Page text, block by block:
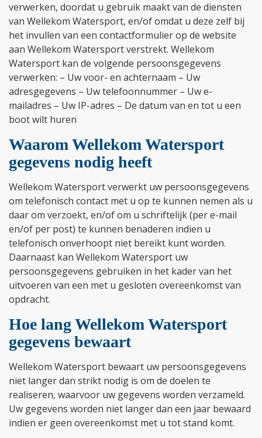
verwerken, doordat u gebruik maakt van de diensten
van Wellekom Watersport, en/of omdat u deze zelf bij
het invullen van een contactformulier op de website
aan Wellekom Watersport verstrekt. Wellekom
Watersport kan de volgende persoonsgegevens
verwerken: – Uw voor- en achternaam – Uw
adresgegevens – Uw telefoonnummer – Uw e-
mailadres – Uw IP-adres – De datum van en tot u een
boot wilt huren
Waarom Wellekom Watersport
gegevens nodig heeft
Wellekom Watersport verwerkt uw persoonsgegevens
om telefonisch contact met u op te kunnen nemen als u
daar om verzoekt, en/of om u schriftelijk (per e-mail
en/of per post) te kunnen benaderen indien u
telefonisch onverhoopt niet bereikt kunt worden.
Daarnaast kan Wellekom Watersport uw
persoonsgegevens gebruiken in het kader van het
uitvoeren van een met u gesloten overeenkomst van
opdracht.
Hoe lang Wellekom Watersport
gegevens bewaart
Wellekom Watersport bewaart uw persoonsgegevens
niet langer dan strikt nodig is om de doelen te
realiseren, waarvoor uw gegevens worden verzameld.
Uw gegevens worden niet langer dan een jaar bewaard
indien er geen overeenkomst met u tot stand komt.